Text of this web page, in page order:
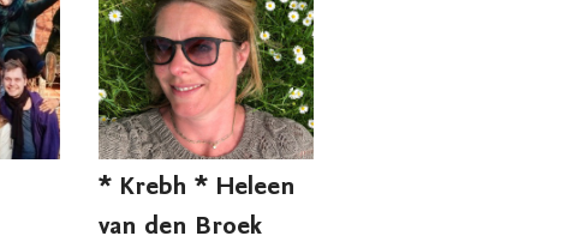
* Krebh * Heleen
van den Broek